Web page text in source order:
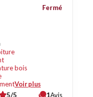
bois
Voir plus
Fermé
5/5 1Avis